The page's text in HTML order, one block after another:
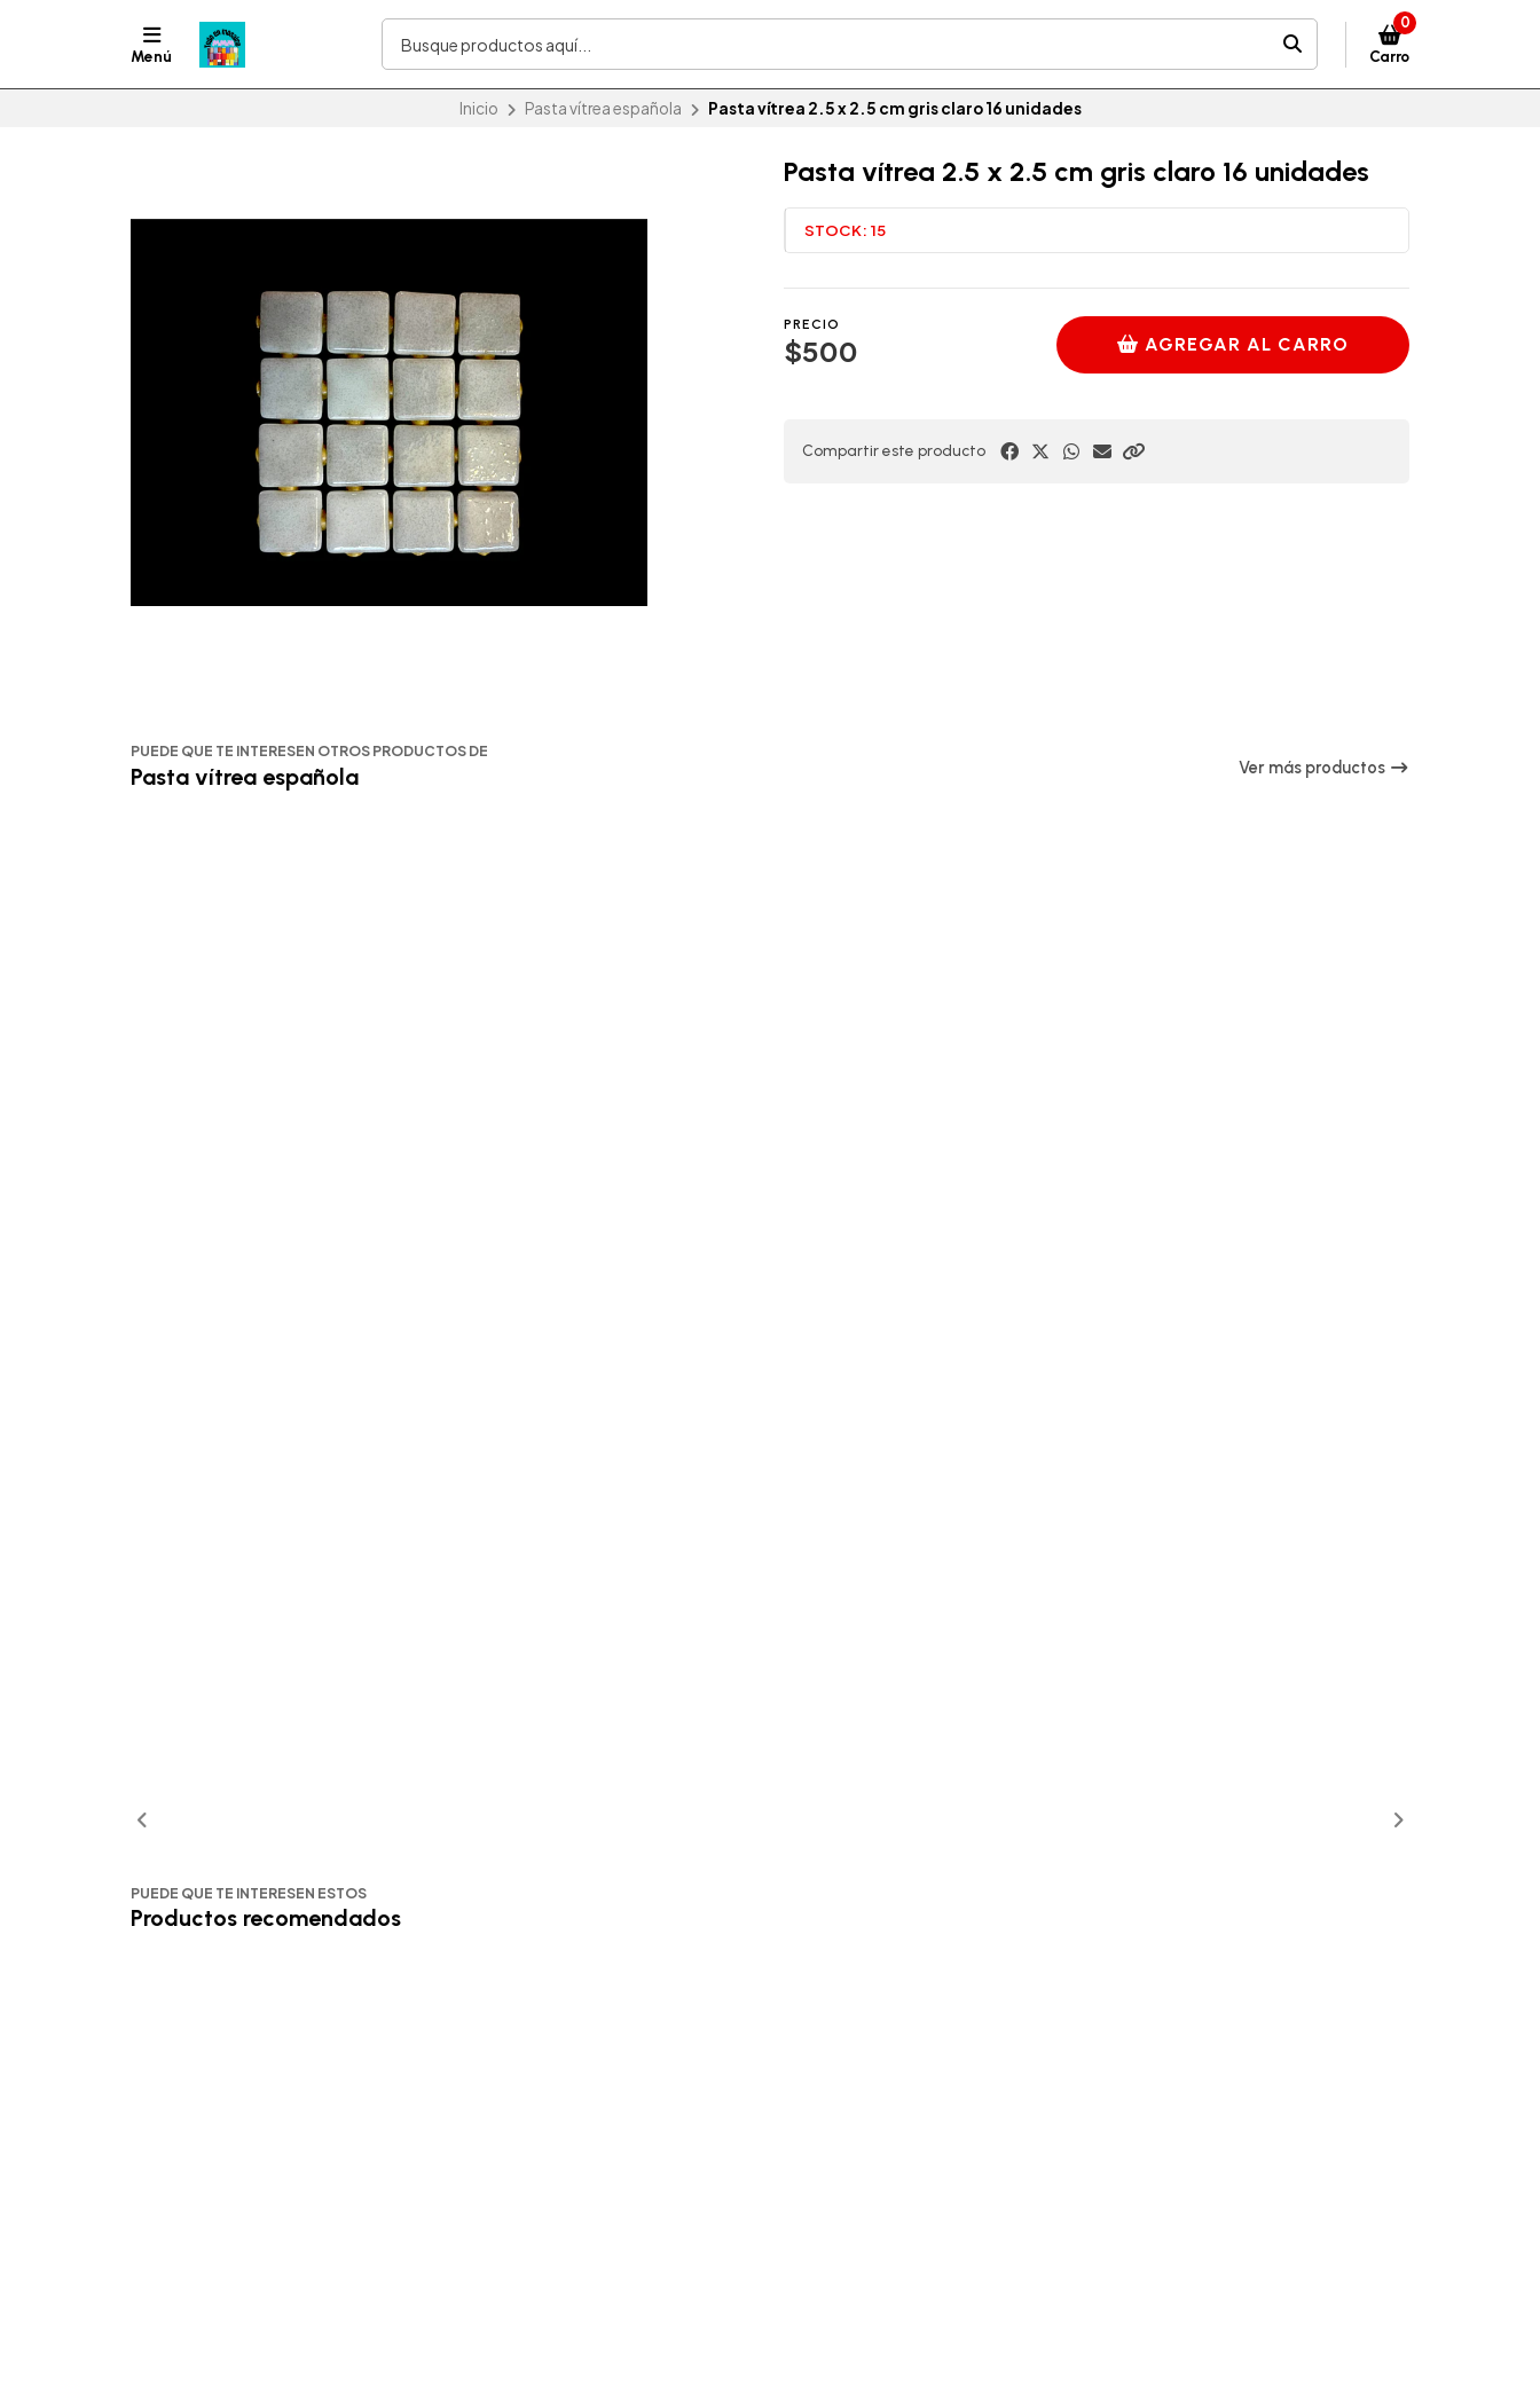
Menú
0
Carro
Inicio Pasta vítrea española Pasta vítrea 2.5 x 2.5 cm gris claro 16 unidades
Pasta vítrea 2.5 x 2.5 cm gris claro 16 unidades
STOCK: 15
PRECIO
$500 AGREGAR AL CARRO
Compartir este producto
PUEDE QUE TE INTERESEN OTROS PRODUCTOS DE
Pasta vítrea española Ver más productos
PUEDE QUE TE INTERESEN ESTOS
Productos recomendados